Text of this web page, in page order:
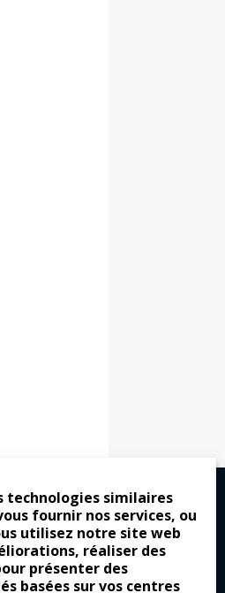
technologies similaires
fournir nos services, ou
utilisez notre site web
réaliser des
présenter des
basées sur vos centres